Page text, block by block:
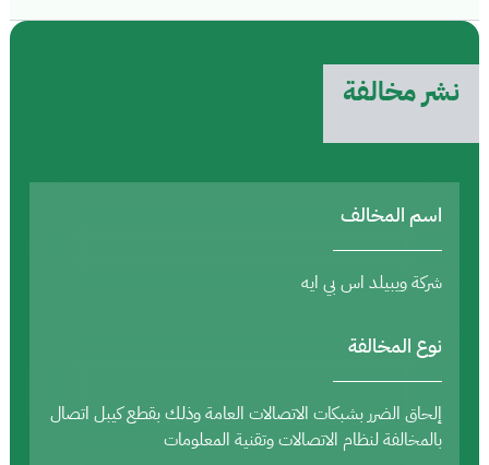
نشر مخالفة
اسم المخالف
شركة ويبيلد اس بي ايه
نوع المخالفة
إلحاق الضرر بشبكات الاتصالات العامة وذلك بقطع كيبل اتصال
بالمخالفة لنظام الاتصالات وتقنية المعلومات